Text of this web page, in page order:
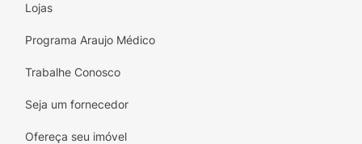
Lojas
Programa Araujo Médico
Trabalhe Conosco
Seja um fornecedor
Ofereça seu imóvel